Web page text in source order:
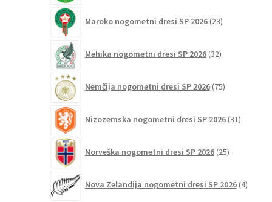
Maroko nogometni dresi SP 2026 23izdelkov
Mehika nogometni dresi SP 2026 32izdelkov
Nemčija nogometni dresi SP 2026 75izdelkov
Nizozemska nogometni dresi SP 2026 31izdelkov
Norveška nogometni dresi SP 2026 25izdelkov
Nova Zelandija nogometni dresi SP 2026 4izdelki